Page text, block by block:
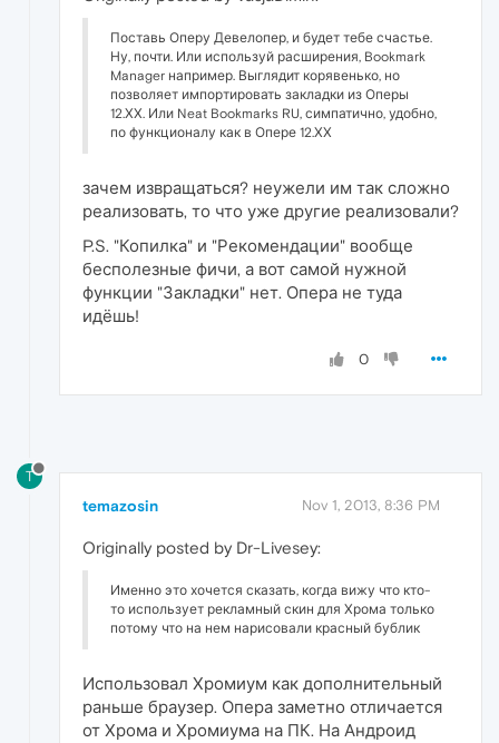
Поставь Оперу Девелопер, и будет тебе счастье.
Ну, почти. Или используй расширения, Bookmark
Manager например. Выглядит корявенько, но
позволяет импортировать закладки из Оперы
12.ХХ. Или Neat Bookmarks RU, симпатично, удобно,
по функционалу как в Опере 12.ХХ
зачем извращаться? неужели им так сложно
реализовать, то что уже другие реализовали?
P.S. "Копилка" и "Рекомендации" вообще
бесполезные фичи, а вот самой нужной
функции "Закладки" нет. Опера не туда
идёшь!
0
T
temazosin Nov 1, 2013, 8:36 PM
Originally posted by Dr-Livesey:
Именно это хочется сказать, когда вижу что кто-
то использует рекламный скин для Хрома только
потому что на нем нарисовали красный бублик
Использовал Хромиум как дополнительный
раньше браузер. Опера заметно отличается
от Хрома и Хромиума на ПК. На Андроид